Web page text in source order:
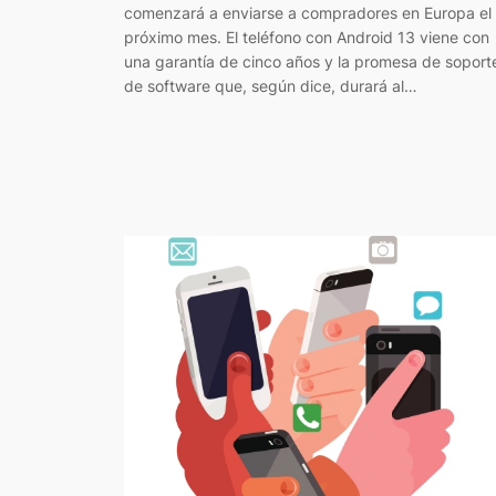
comenzará a enviarse a compradores en Europa el
próximo mes. El teléfono con Android 13 viene con
una garantía de cinco años y la promesa de
de software que, según dice, durará al…